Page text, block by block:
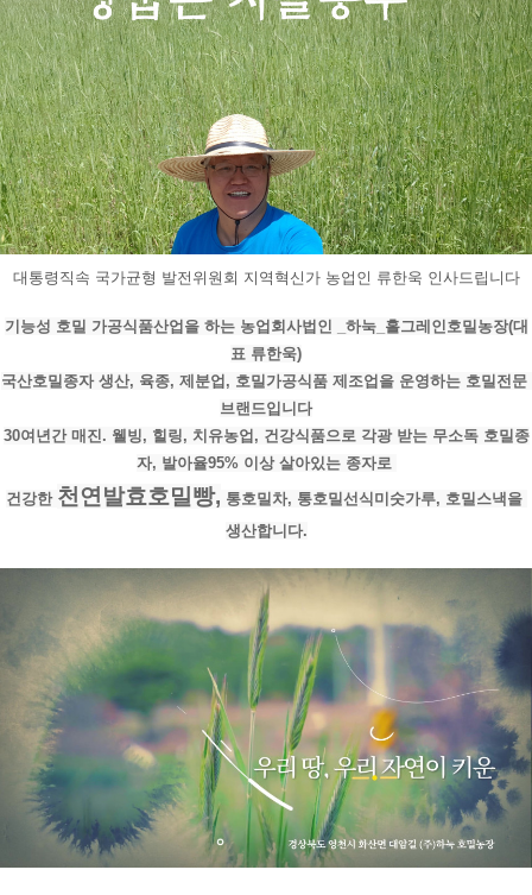
대통령직속 국가균형 발전위원회 지역혁신가 농업인 류한욱 인사드립니다
기능성 호밀 가공식품산업을 하는 농업회사법인 _하눅_홀그레인호밀농장(대
표 류한욱)
국산호밀종자 생산, 육종, 제분업, 호밀가공식품 제조업을 운영하는 호밀전문
브랜드입니다
30여년간 매진. 웰빙, 힐링, 치유농업, 건강식품으로 각광 받는 무소독 호밀종
자, 발아율95% 이상 살아있는 종자로
건강한 천연발효호밀빵, 통호밀차, 통호밀선식미숫가루, 호밀스낵을
생산합니다.